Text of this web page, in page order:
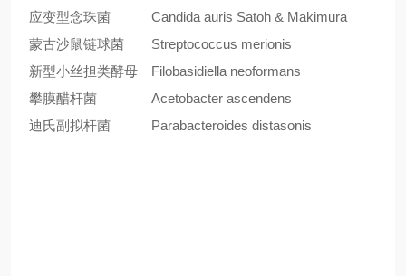
应变型念珠菌
Candida auris Satoh & Makimura
蒙古沙鼠链球菌
Streptococcus merionis
新型小丝担类酵母
Filobasidiella neoformans
攀膜醋杆菌
Acetobacter ascendens
迪氏副拟杆菌
Parabacteroides distasonis